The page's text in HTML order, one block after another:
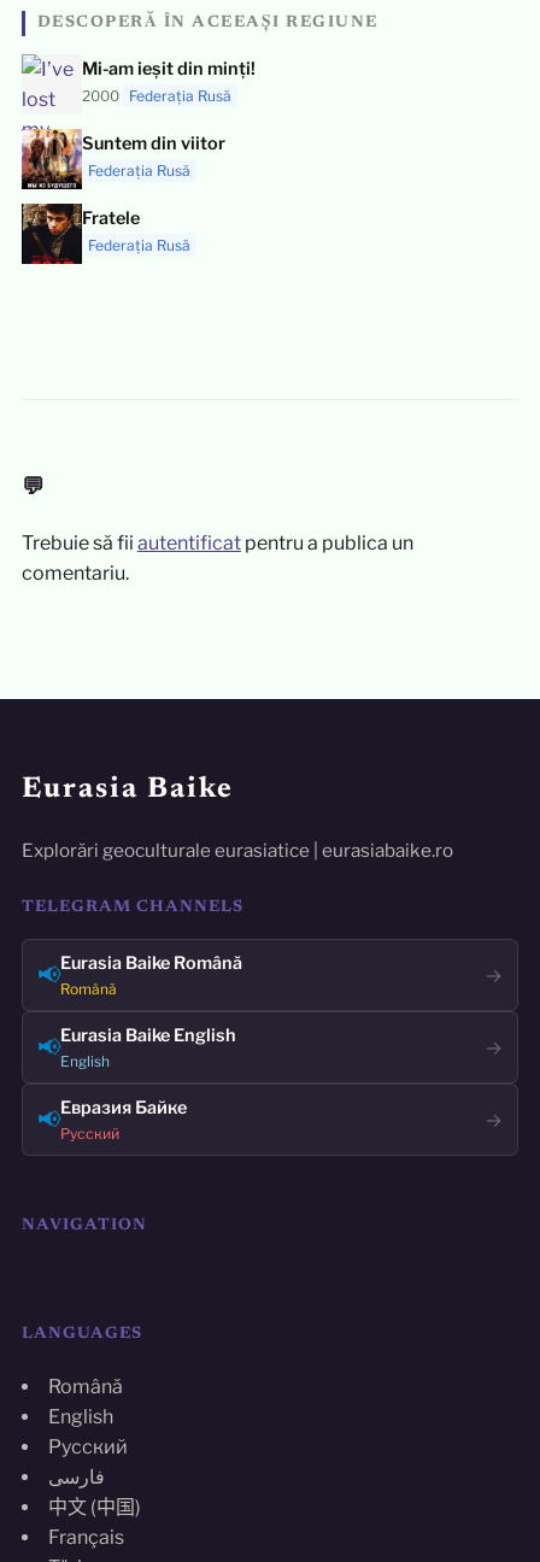
DESCOPERĂ ÎN ACEEAȘI REGIUNE
Mi-am ieșit din minți!
2000 Federația Rusă
Suntem din viitor
Federația Rusă
Fratele
Federația Rusă
💬
Trebuie să fii autentificatpentru a publica un
comentariu.
Eurasia Baike
Explorări geoculturale eurasiatice | eurasiabaike.ro
TELEGRAM CHANNELS
📢Eurasia Baike Română
Română
→
📢Eurasia Baike English
English
→
📢Евразия Байке
Русский
→
NAVIGATION
LANGUAGES
Română
English
Русский
فارسی
中文 (中国)
Français